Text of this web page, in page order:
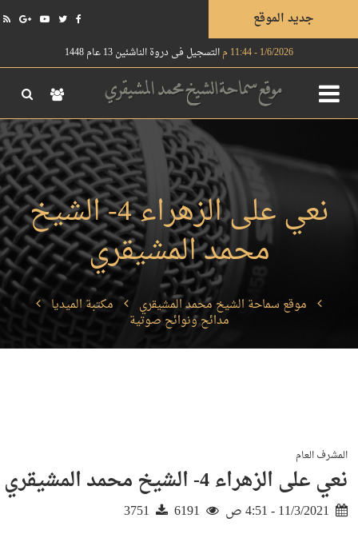
جديد الموقع
1/6/2026 - 11:44 م التسجيل في دروة الناشئين 13 عام 1448
نعي على الزهراء 4- الشيخ
محمد المشيقري
موقع سماحة الشيخ محمد المشيقري مكتبة الميديا
مدائح ونوائح صوتية
المشرف العام
نعي على الزهراء 4- الشيخ محمد المشيقري